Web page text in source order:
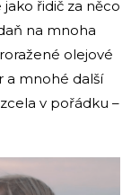
řidič za něco
na mnoha
olejové
a mnohé další
v pořádku –